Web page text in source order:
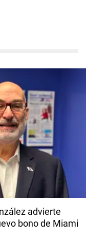
advierte
bono de Miami